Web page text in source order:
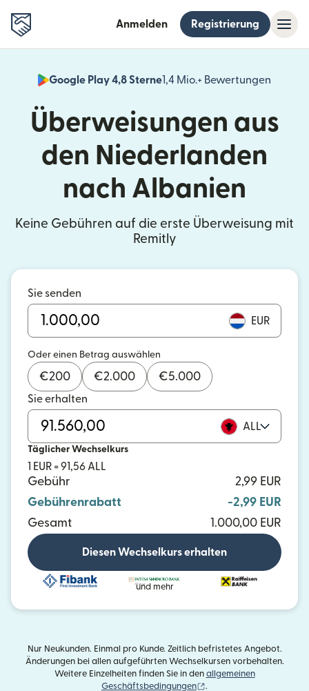
Anmelden Registrierung
Google Play 4,8 Sterne1,4 Mio.+ Bewertungen
Überweisungen aus
den Niederlanden
nach Albanien
Keine Gebühren auf die erste Überweisung mit
Remitly
Sie senden
EUR
Oder einen Betrag auswählen
€200 €2.000 €5.000
Sie erhalten
ALL
Täglicher Wechselkurs
1 EUR = 91,56 ALL
Gebühr
2,99 EUR
Gebührenrabatt
-2,99 EUR
Gesamt
1.000,00 EUR
Diesen Wechselkurs erhalten
und mehr
Nur Neukunden. Einmal pro Kunde. Zeitlich befristetes Angebot.
Änderungen bei allen aufgeführten Wechselkursen vorbehalten.
Weitere Einzelheiten finden Sie in den allgemeinen
Geschäftsbedingungen
.